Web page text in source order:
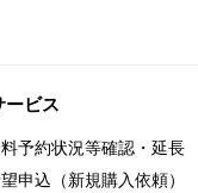
ビス
予約状況等確認・延長
申込（新規購入依頼）